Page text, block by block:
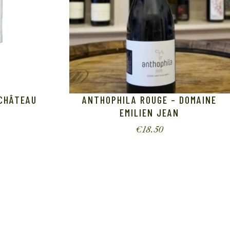
ANTHOPHILA ROUGE – DOMAINE
EMILIEN JEAN
€18.50